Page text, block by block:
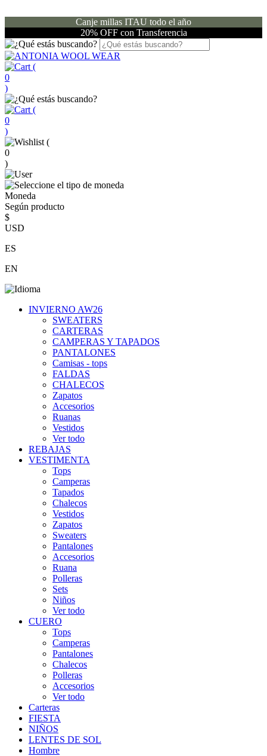
Canje millas ITAU todo el año
20% OFF con Transferencia
(
0
)
(
0
)
(
0
)
Moneda
Según producto
$
USD
ES
EN
INVIERNO AW26
SWEATERS
CARTERAS
CAMPERAS Y TAPADOS
PANTALONES
Camisas - tops
FALDAS
CHALECOS
Zapatos
Accesorios
Ruanas
Vestidos
Ver todo
REBAJAS
VESTIMENTA
Tops
Camperas
Tapados
Chalecos
Vestidos
Zapatos
Sweaters
Pantalones
Accesorios
Ruana
Polleras
Sets
Niños
Ver todo
CUERO
Tops
Camperas
Pantalones
Chalecos
Polleras
Accesorios
Ver todo
Carteras
FIESTA
NIÑOS
LENTES DE SOL
Hombre